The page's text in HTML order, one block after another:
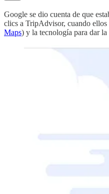
Google se dio cuenta de que
clics a TripAdvisor, cuando ellos
Maps) y la tecnología para dar la